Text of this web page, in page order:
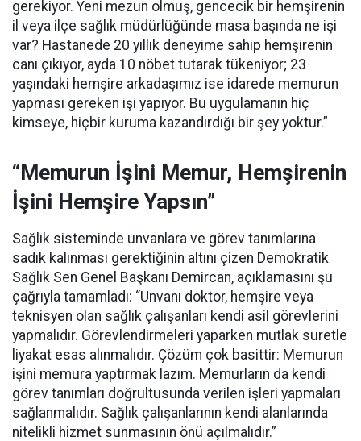
gerekiyor. Yeni mezun olmuş, gencecik bir hemşirenin
il veya ilçe sağlık müdürlüğünde masa başında ne işi
var? Hastanede 20 yıllık deneyime sahip hemşirenin
canı çıkıyor, ayda 10 nöbet tutarak tükeniyor; 23
yaşındaki hemşire arkadaşımız ise idarede memurun
yapması gereken işi yapıyor. Bu uygulamanın hiç
kimseye, hiçbir kuruma kazandırdığı bir şey yoktur.”
“Memurun İşini Memur, Hemşirenin
İşini Hemşire Yapsın”
Sağlık sisteminde unvanlara ve görev tanımlarına
sadık kalınması gerektiğinin altını çizen Demokratik
Sağlık Sen Genel Başkanı Demircan, açıklamasını şu
çağrıyla tamamladı: “Unvanı doktor, hemşire veya
teknisyen olan sağlık çalışanları kendi asil görevlerini
yapmalıdır. Görevlendirmeleri yaparken mutlak suretle
liyakat esas alınmalıdır. Çözüm çok basittir: Memurun
işini memura yaptırmak lazım. Memurların da kendi
görev tanımları doğrultusunda verilen işleri yapmaları
sağlanmalıdır. Sağlık çalışanlarının kendi alanlarında
nitelikli hizmet sunmasının önü açılmalıdır.”